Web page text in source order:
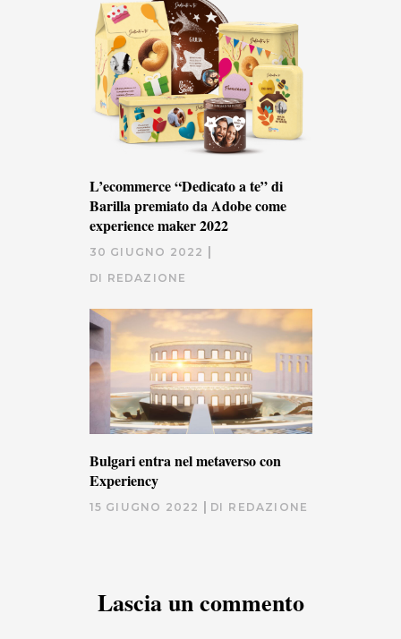
L’ecommerce “Dedicato a te” di
Barilla premiato da Adobe come
experience maker 2022
30 GIUGNO 2022
DI REDAZIONE
Bulgari entra nel metaverso con
Experiency
15 GIUGNO 2022 DI REDAZIONE
Lascia un commento